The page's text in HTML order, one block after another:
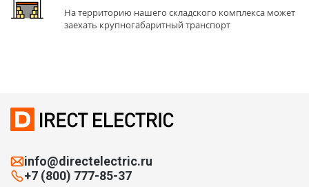
На территорию нашего складского комплекса может
заехать крупногабаритный транспорт
info@directelectric.ru
+7 (800) 777-85-37